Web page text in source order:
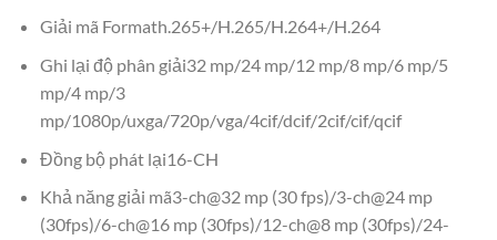
Giải mã Formath.265+/H.265/H.264+/H.264
Ghi lại độ phân giải32 mp/24 mp/12 mp/8 mp/6 mp/5
mp/4 mp/3
mp/1080p/uxga/720p/vga/4cif/dcif/2cif/cif/qcif
Đồng bộ phát lại16-CH
Khả năng giải mã3-ch@32 mp (30 fps)/3-ch@24 mp
(30fps)/6-ch@16 mp (30fps)/12-ch@8 mp (30fps)/24-